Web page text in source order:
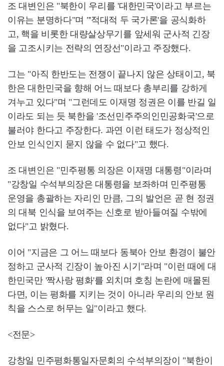
조 대변인은 "북한이 우리를 '대한민국'이라고 부르는
이유는 분명하다"며 "'적대적 두 국가론'을 공식화하
고, 핵을 비롯한 대량살상무기를 앞세워 군사적 긴장
을 고조시키는 전략의 연장선"이라고 주장했다.
그는 "아직 한반도는 전쟁이 끝나지 않은 상태이고, 북
한은 대한민국을 향해 어느 때보다 총부리를 강하게
겨누고 있다"며 "그런데도 이재명 정권은 이를 반길 일
이라도 되는 듯 북한을 '조선민주주의인민공화국'으로
불러야 한다고 주장한다. 과연 이런 태도가 정상적인
안보 인식인지 묻지 않을 수 없다"고 했다.
조 대변인은 "민주평통 의장은 이재명 대통령"이라며
"강창일 수석부의장은 대통령을 보좌하며 민주평통
운영을 총괄하는 자리인 만큼, 그의 발언은 곧 현 정권
의 대북 인식을 보여주는 신호로 받아들여질 수밖에
없다"고 밝혔다.
이어 "지금은 그 어느 때보다 동북아 안보 환경이 불안
정하고 군사적 긴장이 높아진 시기"라며 "이런 때에 대
한민국만 '짝사랑 평화'를 외치며 호칭 논란에 매몰된
다면, 이는 평화를 지키는 것이 아니라 우리의 안보 원
칙을 스스로 허무는 일"이라고 했다.
<전문>
강창일 민주평화통일자문회의 수석부의장이 "북한이